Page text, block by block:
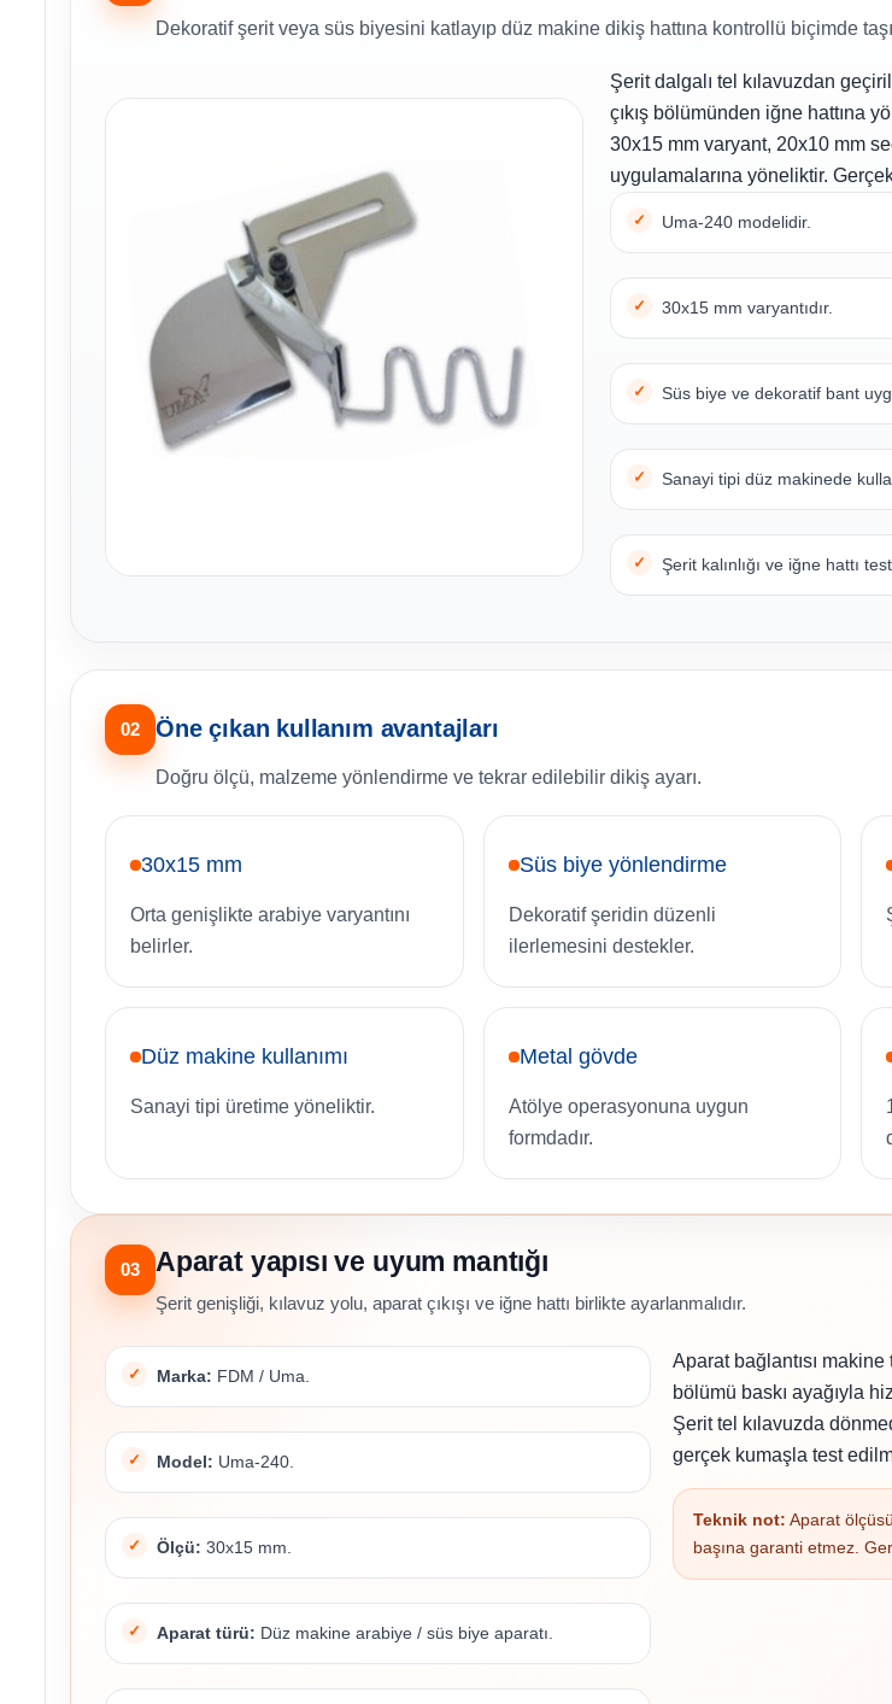
Dekoratif şerit veya süs biyesini katlayıp düz makine dikiş hattına kontrollü biçimde
Şerit dalgalı tel kılavuzdan
çıkış bölümünden iğne hattına
30x15 mm varyant, 20x10 mm
uygulamalarına yöneliktir.
Uma-240 modelidir.
30x15 mm varyantıdır.
Süs biye ve dekoratif bant
Sanayi tipi düz makinede
Şerit kalınlığı ve iğne hattı
02 Öne çıkan kullanım avantajları
Doğru ölçü, malzeme yönlendirme ve tekrar edilebilir dikiş ayarı.
30x15 mm
Orta genişlikte arabiye varyantını
belirler.
Süs biye yönlendirme
Dekoratif şeridin düzenli
ilerlemesini destekler.
Düz makine kullanımı
Sanayi tipi üretime yöneliktir.
Metal gövde
Atölye operasyonuna uygun
formdadır.
03 Aparat yapısı ve uyum mantığı
Şerit genişliği, kılavuz yolu, aparat çıkışı ve iğne hattı birlikte ayarlanmalıdır.
Marka: FDM / Uma.
Model: Uma-240.
Ölçü: 30x15 mm.
Aparat türü: Düz makine arabiye / süs biye aparatı.
Aparat bağlantısı makine
bölümü baskı ayağıyla
Şerit tel kılavuzda
gerçek kumaşla test
Teknik not: Aparat
başına garanti etmez.